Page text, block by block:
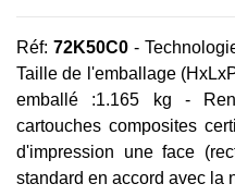
Réf:72K50C0-
Taille de l'emballage
emballé :1.165 kg -
cartouches composites
d'impression une face
standard en accord avec la